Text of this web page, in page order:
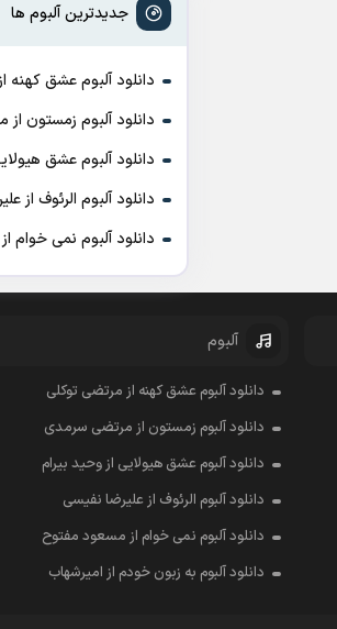
جدیدترین آلبوم ها
دانلود آلبوم عشق کهنه
دانلود آلبوم زمستون
دانلود آلبوم عشق
دانلود آلبوم الرئوف از
دانلود آلبوم نمی خوام
آلبوم
دانلود آلبوم عشق کهنه از مرتضی توکلی
دانلود آلبوم زمستون از مرتضی سرمدی
دانلود آلبوم عشق هیولایی از وحید بیرام
دانلود آلبوم الرئوف از علیرضا نفیسی
دانلود آلبوم نمی خوام از مسعود مفتوح
دانلود آلبوم به زبون خودم از امیرشهاب